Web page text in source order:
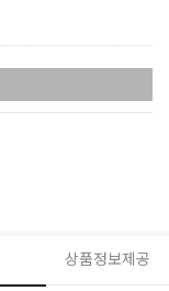
상품정보제공